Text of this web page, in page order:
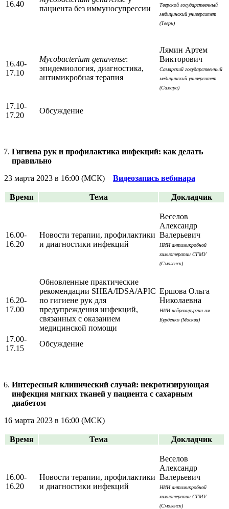
16.40
пациента без иммуносупрессии
Тверской государственный
медицинский университет
(Тверь)
16.40-
17.10
Mycobacterium genavense:
эпидемиология, диагностика,
антимикробная терапия
Лямин Артем
Викторович
Самарский государственный
медицинский университет
(Самара)
17.10-
17.20
Обсуждение
Гигиена рук и профилактика инфекций: как делать
правильно
23 марта 2023 в 16:00 (МСК) Видеозапись вебинара
Время Тема Докладчик
16.00-
16.20
Новости терапии, профилактики
и диагностики инфекций
Веселов
Александр
Валерьевич
НИИ антимикробной
химиотерапии СГМУ
(Смоленск)
16.20-
17.00
Обновленные практические
рекомендации SHEA/IDSA/APIC
по гигиене рук для
предупреждения инфекций,
связанных с оказанием
медицинской помощи
Ершова Ольга
Николаевна
НИИ нейрохирургии им.
Бурденко (Москва)
17.00-
17.15
Обсуждение
Интересный клинический случай: некротизирующая
инфекция мягких тканей у пациента с сахарным
диабетом
16 марта 2023 в 16:00 (МСК)
Время Тема Докладчик
16.00-
16.20
Новости терапии, профилактики
и диагностики инфекций
Веселов
Александр
Валерьевич
НИИ антимикробной
химиотерапии СГМУ
(Смоленск)